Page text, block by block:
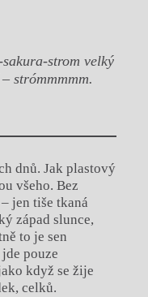
strom velký
strómmmmm.
dnů. Jak plastový
všeho. Bez
jen tiše tkaná
západ slunce,
to je sen
pouze
když se žije
celků.